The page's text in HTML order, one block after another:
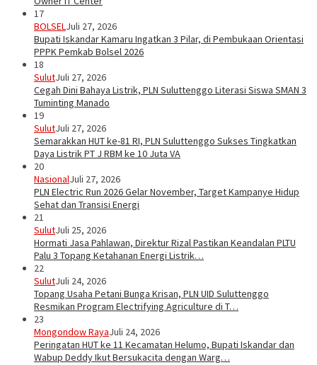
17
BOLSELJuli 27, 2026
Bupati Iskandar Kamaru Ingatkan 3 Pilar, di Pembukaan Orientasi
PPPK Pemkab Bolsel 2026
18
SulutJuli 27, 2026
Cegah Dini Bahaya Listrik, PLN Suluttenggo Literasi Siswa SMAN 3
Tuminting Manado
19
SulutJuli 27, 2026
Semarakkan HUT ke-81 RI, PLN Suluttenggo Sukses Tingkatkan
Daya Listrik PT J RBM ke 10 Juta VA
20
NasionalJuli 27, 2026
PLN Electric Run 2026 Gelar November, Target Kampanye Hidup
Sehat dan Transisi Energi
21
SulutJuli 25, 2026
Hormati Jasa Pahlawan, Direktur Rizal Pastikan Keandalan PLTU
Palu 3 Topang Ketahanan Energi Listrik…
22
SulutJuli 24, 2026
Topang Usaha Petani Bunga Krisan, PLN UID Suluttenggo
Resmikan Program Electrifying Agriculture di T…
23
Mongondow RayaJuli 24, 2026
Peringatan HUT ke 11 Kecamatan Helumo, Bupati Iskandar dan
Wabup Deddy Ikut Bersukacita dengan Warg…